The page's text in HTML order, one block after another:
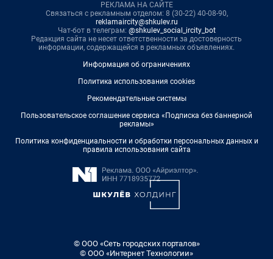
РЕКЛАМА НА САЙТЕ
Связаться с рекламным отделом: 8 (30-22) 40-08-90,
reklamaircity@shkulev.ru
Чат-бот в телеграм: @shkulev_social_ircity_bot
Редакция сайта не несет ответственности за достоверность
информации, содержащейся в рекламных объявлениях.
Информация об ограничениях
Политика использования cookies
Рекомендательные системы
Пользовательское соглашение сервиса «Подписка без баннерной
рекламы»
Политика конфиденциальности и обработки персональных данных и
правила использования сайта
© ООО «Сеть городских порталов»
© ООО «Интернет Технологии»